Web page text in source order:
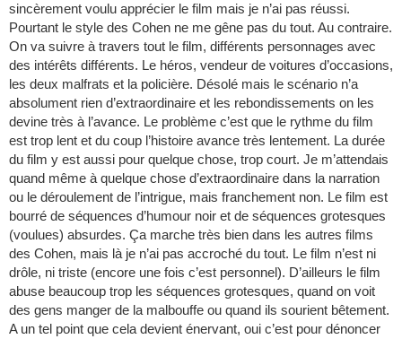
sincèrement voulu apprécier le film mais je n’ai pas réussi.
Pourtant le style des Cohen ne me gêne pas du tout. Au contraire.
On va suivre à travers tout le film, différents personnages avec
des intérêts différents. Le héros, vendeur de voitures d’occasions,
les deux malfrats et la policière. Désolé mais le scénario n’a
absolument rien d’extraordinaire et les rebondissements on les
devine très à l’avance. Le problème c’est que le rythme du film
est trop lent et du coup l’histoire avance très lentement. La durée
du film y est aussi pour quelque chose, trop court. Je m’attendais
quand même à quelque chose d’extraordinaire dans la narration
ou le déroulement de l’intrigue, mais franchement non. Le film est
bourré de séquences d’humour noir et de séquences grotesques
(voulues) absurdes. Ça marche très bien dans les autres films
des Cohen, mais là je n’ai pas accroché du tout. Le film n’est ni
drôle, ni triste (encore une fois c’est personnel). D’ailleurs le film
abuse beaucoup trop les séquences grotesques, quand on voit
des gens manger de la malbouffe ou quand ils sourient bêtement.
A un tel point que cela devient énervant, oui c’est pour dénoncer